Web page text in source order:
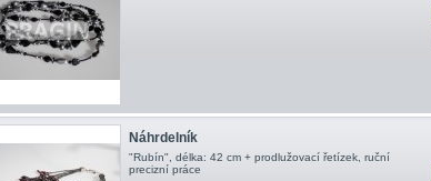
Náhrdelník
"Rubín", délka: 42 cm + prodlužovací řetízek, ruční
precizní práce